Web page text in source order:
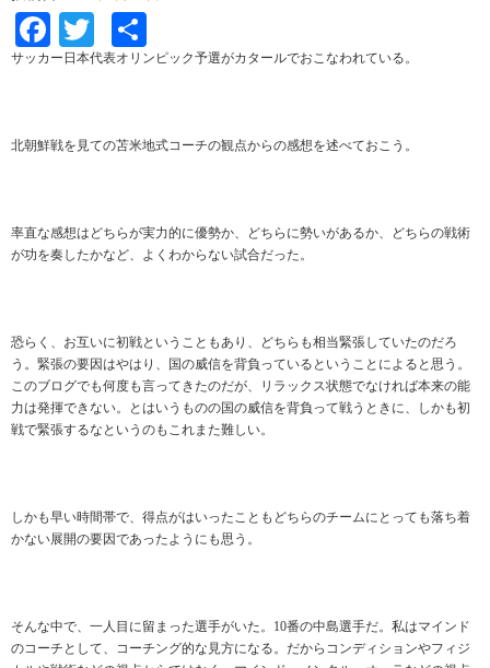
Facebook
Twitter
有
サッカー日本代表オリンピック予選がカタールでおこなわれている。
北朝鮮戦を見ての苫米地式コーチの観点からの感想を述べておこう。
率直な感想はどちらが実力的に優勢か、どちらに勢いがあるか、どちらの戦術
が功を奏したかなど、よくわからない試合だった。
恐らく、お互いに初戦ということもあり、どちらも相当緊張していたのだろ
う。緊張の要因はやはり、国の威信を背負っているということによると思う。
このブログでも何度も言ってきたのだが、リラックス状態でなければ本来の能
力は発揮できない。とはいうものの国の威信を背負って戦うときに、しかも初
戦で緊張するなというのもこれまた難しい。
しかも早い時間帯で、得点がはいったこともどちらのチームにとっても落ち着
かない展開の要因であったようにも思う。
そんな中で、一人目に留まった選手がいた。10番の中島選手だ。私はマインド
のコーチとして、コーチング的な見方になる。だからコンディションやフィジ